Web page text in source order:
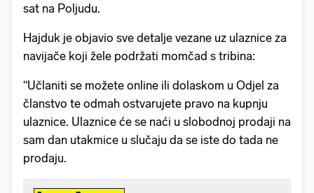
sat na Poljudu.
Hajduk je objavio sve detalje vezane uz ulaznice za
navijače koji žele podržati momčad s tribina:
“Učlaniti se možete online ili dolaskom u Odjel za
članstvo te odmah ostvarujete pravo na kupnju
ulaznice. Ulaznice će se naći u slobodnoj prodaji na
sam dan utakmice u slučaju da se iste do tada ne
prodaju.